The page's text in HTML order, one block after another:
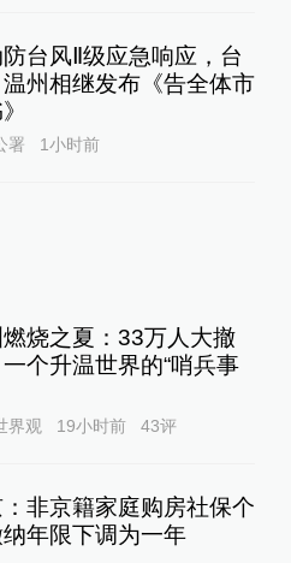
防台风Ⅱ级应急响应，台
州相继发布《告全体市
署 1小时前
烧之夏：33万人大撤
个升温世界的“哨兵事
界观 19小时前 43评
非京籍家庭购房社保个
年限下调为一年